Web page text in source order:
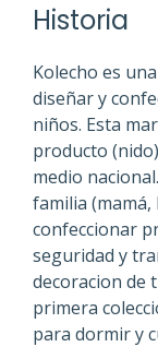
Historia
Kolecho es
diseñar y
niños. Esta
producto
medio
familia (mamá,
confeccionar
seguridad y
decoracion de
primera
para dormir y